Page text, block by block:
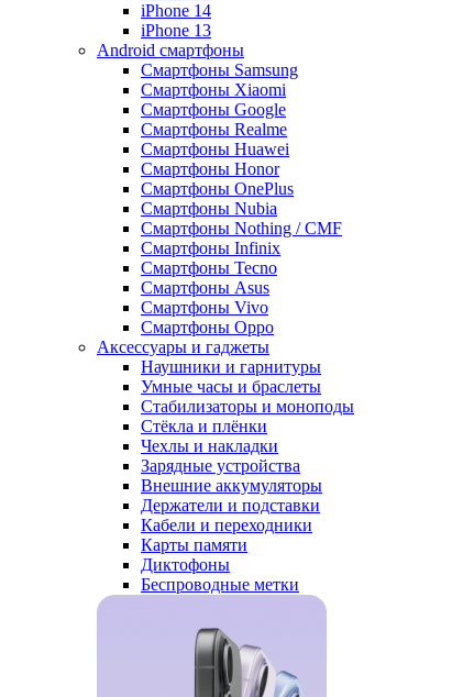
iPhone 14
iPhone 13
Android cмартфоны
Смартфоны Samsung
Смартфоны Xiaomi
Смартфоны Google
Смартфоны Realme
Смартфоны Huawei
Смартфоны Honor
Смартфоны OnePlus
Смартфоны Nubia
Смартфоны Nothing / CMF
Смартфоны Infinix
Смартфоны Tecno
Смартфоны Asus
Смартфоны Vivo
Смартфоны Oppo
Аксессуары и гаджеты
Наушники и гарнитуры
Умные часы и браслеты
Стабилизаторы и моноподы
Стёкла и плёнки
Чехлы и накладки
Зарядные устройства
Внешние аккумуляторы
Держатели и подставки
Кабели и переходники
Карты памяти
Диктофоны
Беспроводные метки